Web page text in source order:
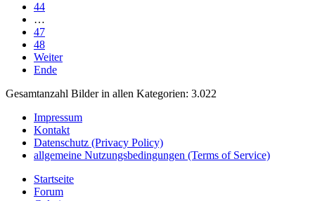
44
…
47
48
Weiter
Ende
Gesamtanzahl Bilder in allen Kategorien: 3.022
Impressum
Kontakt
Datenschutz (Privacy Policy)
allgemeine Nutzungsbedingungen (Terms of Service)
Startseite
Forum